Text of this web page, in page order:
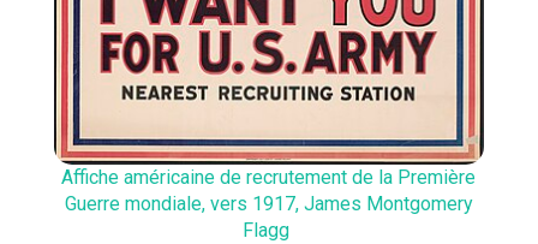
Affiche américaine de recrutement de la Première
Guerre mondiale, vers 1917, James Montgomery
Flagg